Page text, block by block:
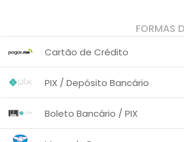
FORMAS
Cartão de Crédito
2x sem juros de R$ 334,95
4x com juros de R$ 183,47
PIX / Depósito Bancário
....
Boleto Bancário / PIX